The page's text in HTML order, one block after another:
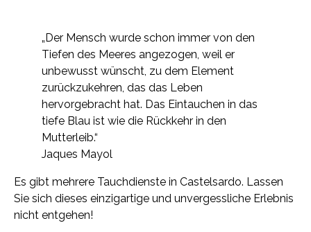
„Der Mensch wurde schon immer von den
Tiefen des Meeres angezogen, weil er
unbewusst wünscht, zu dem Element
zurückzukehren, das das Leben
hervorgebracht hat. Das Eintauchen in das
tiefe Blau ist wie die Rückkehr in den
Mutterleib.“
Jaques Mayol
Es gibt mehrere Tauchdienste in Castelsardo. Lassen
Sie sich dieses einzigartige und unvergessliche Erlebnis
nicht entgehen!